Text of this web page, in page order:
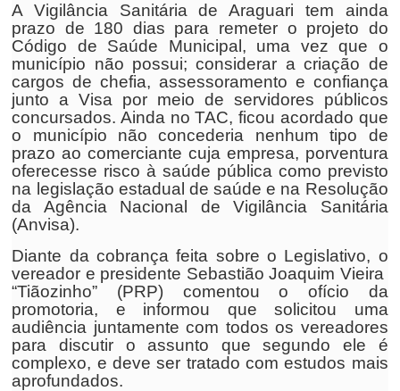
A Vigilância Sanitária de Araguari tem ainda
prazo de 180 dias para remeter o projeto do
Código de Saúde Municipal, uma vez que o
município não possui; considerar a criação de
cargos de chefia, assessoramento e confiança
junto a Visa por meio de servidores públicos
concursados. Ainda no TAC, ficou acordado que
o município não concederia nenhum tipo de
prazo ao comerciante cuja empresa, porventura
oferecesse risco à saúde pública como previsto
na legislação estadual de saúde e na Resolução
da Agência Nacional de Vigilância Sanitária
(Anvisa).
Diante da cobrança feita sobre o Legislativo, o
vereador e presidente Sebastião Joaquim Vieira
“Tiãozinho” (PRP) comentou o ofício da
promotoria, e informou que solicitou uma
audiência juntamente com todos os vereadores
para discutir o assunto que segundo ele é
complexo, e deve ser tratado com estudos mais
aprofundados.